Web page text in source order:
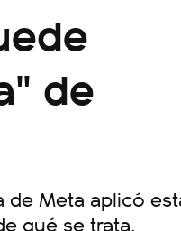
de
de Meta aplicó
qué se trata.